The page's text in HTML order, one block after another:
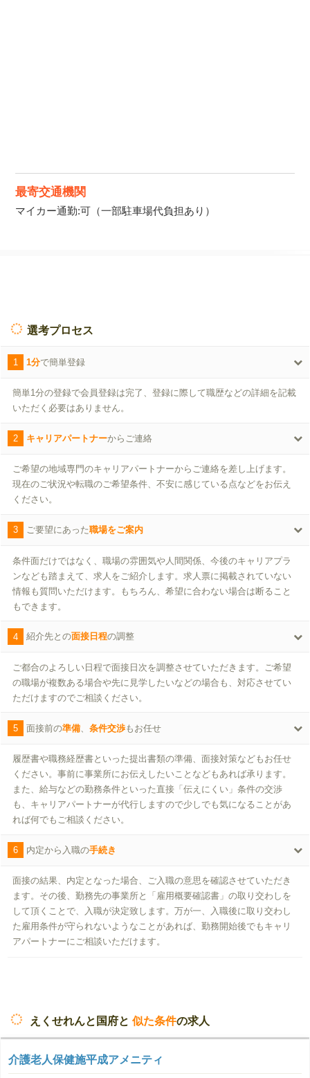
最寄交通機関
マイカー通勤:可（一部駐車場代負担あり）
選考プロセス
1 1分で簡単登録
簡単1分の登録で会員登録は完了、登録に際して職歴などの詳細を記載
いただく必要はありません。
2 キャリアパートナーからご連絡
ご希望の地域専門のキャリアパートナーからご連絡を差し上げます。
現在のご状況や転職のご希望条件、不安に感じている点などをお伝え
ください。
3 ご要望にあった職場をご案内
条件面だけではなく、職場の雰囲気や人間関係、今後のキャリアプラ
ンなども踏まえて、求人をご紹介します。求人票に掲載されていない
情報も質問いただけます。もちろん、希望に合わない場合は断ること
もできます。
4 紹介先との面接日程の調整
ご都合のよろしい日程で面接日次を調整させていただきます。ご希望
の職場が複数ある場合や先に見学したいなどの場合も、対応させてい
ただけますのでご相談ください。
5 面接前の準備、 条件交渉もお任せ
履歴書や職務経歴書といった提出書類の準備、面接対策などもお任せ
ください。事前に事業所にお伝えしたいことなどもあれば承ります。
また、給与などの勤務条件といった直接「伝えにくい」条件の交渉
も、キャリアパートナーが代行しますので少しでも気になることがあ
れば何でもご相談ください。
6 内定から入職の手続き
面接の結果、内定となった場合、ご入職の意思を確認させていただき
ます。その後、勤務先の事業所と「雇用概要確認書」の取り交わしを
して頂くことで、入職が決定致します。万が一、入職後に取り交わし
た雇用条件が守られないようなことがあれば、勤務開始後でもキャリ
アパートナーにご相談いただけます。
えくせれんと国府と 似た条件の求人
介護老人保健施平成アメニティ